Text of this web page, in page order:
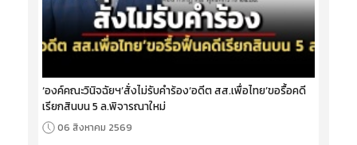
‘องค์คณะวินิจฉัยฯ’สั่งไม่รับคำร้อง‘อดีต สส.เพื่อไทย’ขอรื้อคดี
เรียกสินบน 5 ล.พิจารณาใหม่
06 สิงหาคม 2569